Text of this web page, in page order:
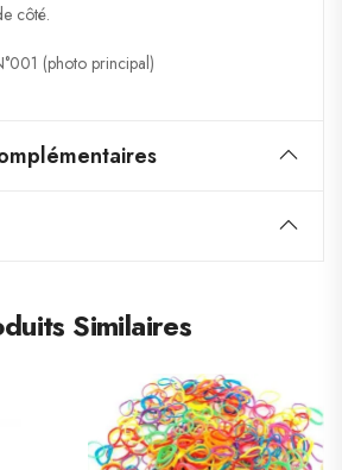
côté.
(photo principal)
Similaires